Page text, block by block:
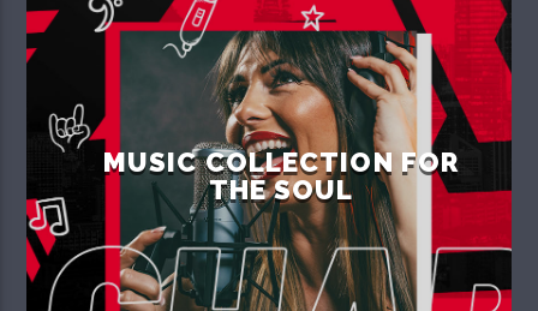
MUSIC COLLECTION FOR
THE SOUL